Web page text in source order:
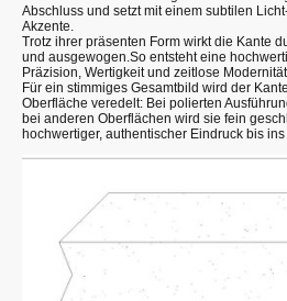
Abschluss und setzt mit einem subtilen
Akzente.
Trotz ihrer präsenten Form wirkt die Kante
und ausgewogen.So entsteht eine
Präzision, Wertigkeit und zeitlose
Für ein stimmiges Gesamtbild wird der
Oberfläche veredelt: Bei polierten
bei anderen Oberflächen wird sie fein
hochwertiger, authentischer Eindruck bis ins